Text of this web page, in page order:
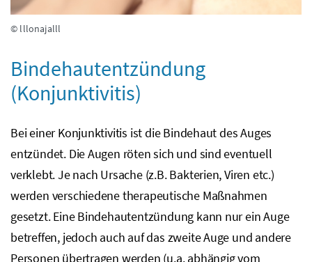
© lllonajalll
Bindehautentzündung
(Konjunktivitis)
Bei einer Konjunktivitis ist die Bindehaut des Auges
entzündet. Die Augen röten sich und sind eventuell
verklebt. Je nach Ursache (z.B.Bakterien, Viren etc.)
werden verschiedene therapeutische Maßnahmen
gesetzt. Eine Bindehautentzündung kann nur ein Auge
betreffen, jedoch auch auf das zweite Auge und andere
Personen übertragen werden (u.a.abhängig vom